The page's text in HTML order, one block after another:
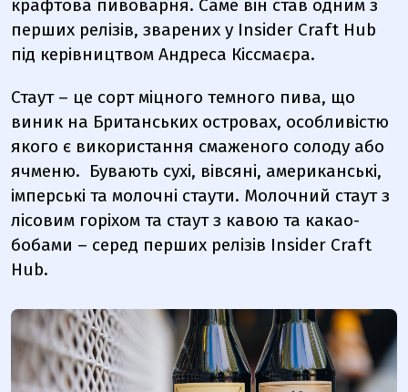
крафтова пивоварня. Саме він став одним з
перших релізів, зварених у Insider Craft Hub
під керівництвом Андреса Кіссмаєра.
Стаут – це сорт міцного темного пива, що
виник на Британських островах, особливістю
якого є використання смаженого солоду або
ячменю. Бувають сухі, вівсяні, американські,
імперські та молочні стаути. Молочний стаут з
лісовим горіхом та стаут з кавою та какао-
бобами – серед перших релізів Insider Craft
Hub.